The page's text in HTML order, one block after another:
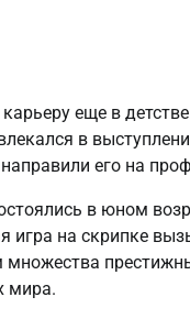
еще в
в
его на
в юном
игра на скрипке
мира.